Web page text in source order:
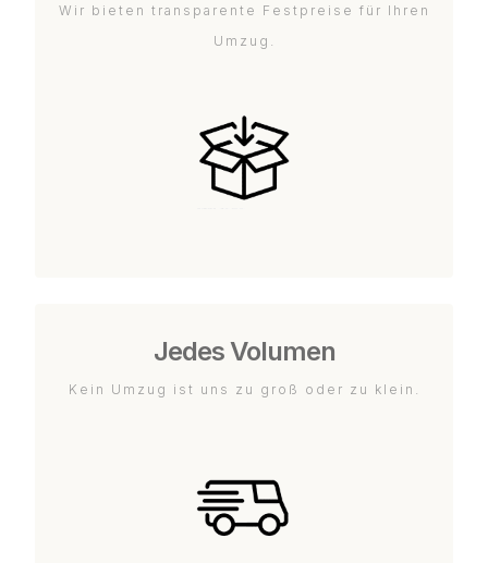
Wir bieten transparente Festpreise für Ihren
Umzug.
Jedes Volumen
Kein Umzug ist uns zu groß oder zu klein.